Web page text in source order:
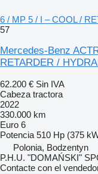
6 / MP 5 / I – COOL /
57
Mercedes-Benz
RETARDER /
62.200 € Sin IVA
Cabeza tractora
2022
330.000 km
Euro 6
Potencia 510 Hp (375
Polonia, Bodzentyn
P.H.U. "DOMAŃSKI"
Contacte con el